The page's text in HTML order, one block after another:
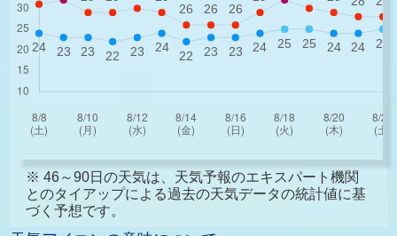
※ 46～90日の天気は、天気予報のエキスパート機関
とのタイアップによる過去の天気データの統計値に基
づく予想です。